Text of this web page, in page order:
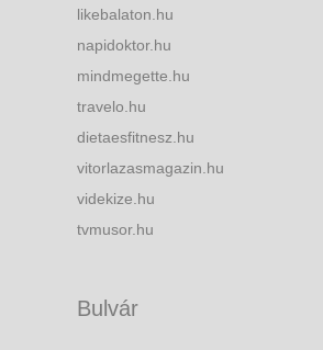
likebalaton.hu
napidoktor.hu
mindmegette.hu
travelo.hu
dietaesfitnesz.hu
vitorlazasmagazin.hu
videkize.hu
tvmusor.hu
Bulvár